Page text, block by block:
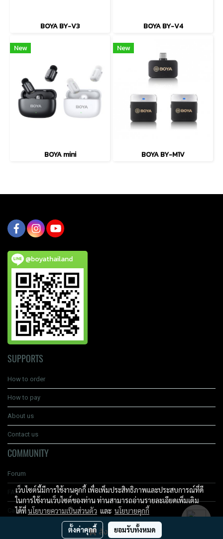
สั่งซื้อสินค้า
BOYA BY-V3 BOYA BY-V4
New
BOYA mini
New
BOYA BY-M1V
@boyathailand
SUPPORTS
How to order
How to pay
About us
Contact us
COMMUNITY
Forum
FAQ
Carrer
เว็บไซต์นี้มีการใช้งานคุกกี้ เพื่อเพิ่มประสิทธิภาพและประสบการณ์ที่ดี
ในการใช้งานเว็บไซต์ของท่าน ท่านสามารถอ่านรายละเอียดเพิ่มเติม
ได้ที่นโยบายความเป็นส่วนตัว และ นโยบายคุกกี้
ตั้งค่าคุกกี้ ยอมรับทั้งหมด